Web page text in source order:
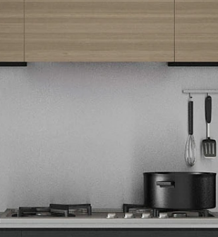
da unaprediš svoju kulinarsku igru sa našim
potrebe u kuhinji, mikseri iz Tehnomedia
da upotpune tvoju kolekciju malih kućnih
vrhunski uređaji renomiranih brendova Bosch,
kuvanju.
prodavnice - mi ćemo svaki uređaj dostaviti na
Brzo i jednostavno.